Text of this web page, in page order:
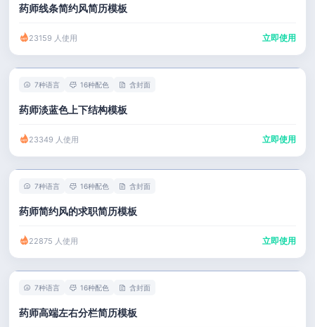
药师线条简约风简历模板
23159 人使用 立即使用
7种语言 16种配色 含封面
药师淡蓝色上下结构模板
23349 人使用 立即使用
7种语言 16种配色 含封面
药师简约风的求职简历模板
22875 人使用 立即使用
7种语言 16种配色 含封面
药师高端左右分栏简历模板